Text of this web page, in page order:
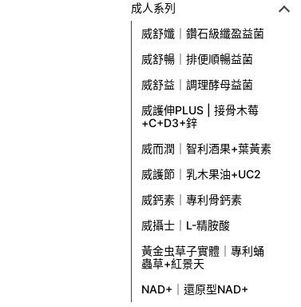
成人系列
威舒孅｜鑽石級纖盈益菌
威舒暢｜排便順暢益菌
威舒益｜調理酵母益菌
威護伸PLUS | 接骨木莓
+C+D3+鋅
威而潤｜智利酒果+葉黃素
威護節｜乳木果油+UC2
威鈣素｜專利骨鈣素
威攝士｜L-精胺酸
黃金虫草子實體｜專利蛹
蟲草+紅景天
NAD+｜還原型NAD+